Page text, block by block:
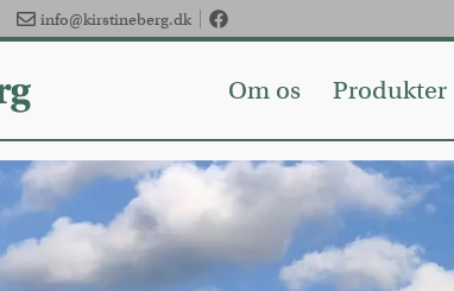
info@kirstineberg.dk Facebook
Om os Produkter